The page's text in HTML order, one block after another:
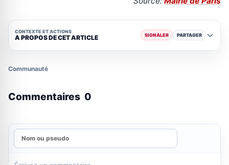
CONTEXTE ET ACTIONS
A PROPOS DE CET ARTICLE SIGNALER PARTAGER
Communauté
Commentaires 0